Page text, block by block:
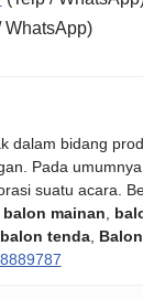
WhatsApp)
dalam bidang
Pada
suatu acara.
balon mainan
balon tenda,